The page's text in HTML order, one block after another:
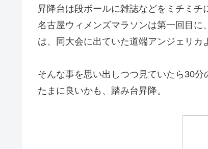
昇降台は段ボールに雑誌などをミチミチ
名古屋ウィメンズマラソンは第一回目
は、同大会に出ていた道端アンジェリカ
そんな事を思い出しつつ見ていたら30分
たまに良いかも、踏み台昇降。